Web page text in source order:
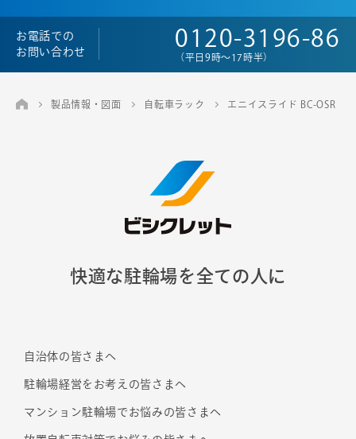
お電話での
お問い合わせ
0120-3196-86
（平日9時～17時半）
製品情報・図面 自転車ラック エニイスライド BC-OSR
快適な駐輪場を全ての人に
自治体の皆さまへ
駐輪場経営をお考えの皆さまへ
マンション駐輪場でお悩みの皆さまへ